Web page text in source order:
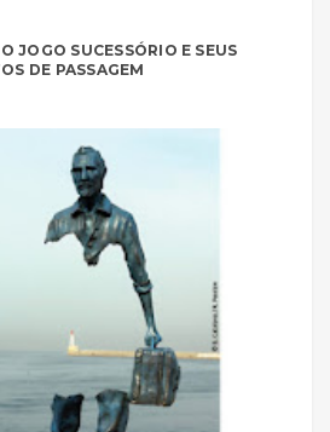
JOGO SUCESSÓRIO E SEUS
DE PASSAGEM